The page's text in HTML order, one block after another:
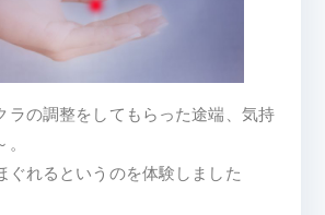
ラの調整をしてもらった途端、気持
ぐれるというのを体験しました